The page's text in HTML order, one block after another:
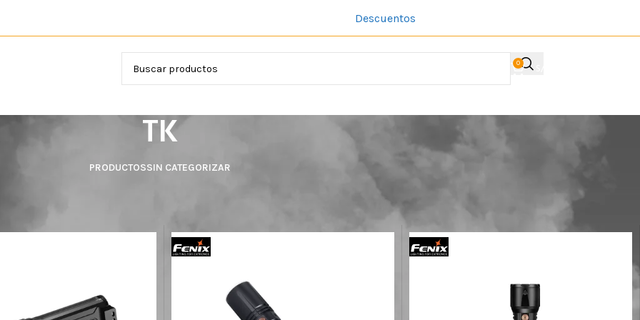
Descuentos
0
TK
PRODUCTOSSIN CATEGORIZAR